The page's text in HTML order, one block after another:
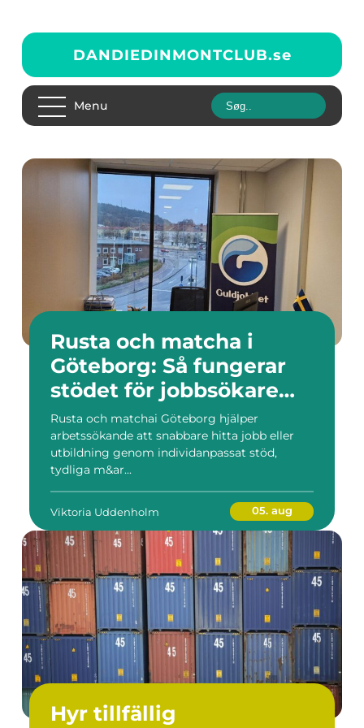
DANDIEDINMONTCLUB.se
Menu
Rusta och matcha i
Göteborg: Så fungerar
stödet för jobbsökare
och arbetsgivare
Rusta och matchai Göteborg hjälper
arbetssökande att snabbare hitta jobb eller
utbildning genom individanpassat stöd,
tydliga m&ar...
Viktoria Uddenholm 05. aug
Hyr tillfällig